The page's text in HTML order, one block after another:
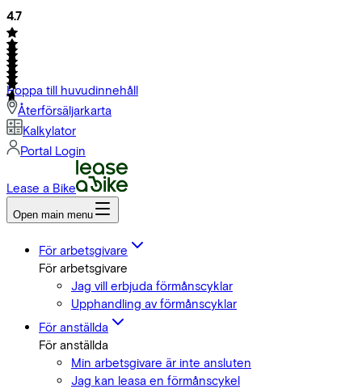
4.7
Hoppa till huvudinnehåll
Återförsäljarkarta
Kalkylator
Portal Login
Lease a Bike
Open main menu
För arbetsgivare
För arbetsgivare
Jag vill erbjuda förmånscyklar
Upphandling av förmånscyklar
För anställda
För anställda
Min arbetsgivare är inte ansluten
Jag kan leasa en förmånscykel